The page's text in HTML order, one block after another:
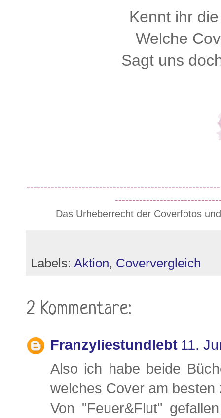
Kennt ihr
Welche
Sagt uns
Das Urheberrecht der Coverfotos
Labels: Aktion, Coververgleich
2 Kommentare:
Franzyliestundlebt 11.
Also ich habe beide
welches Cover am besten
Von "Feuer&Flut"